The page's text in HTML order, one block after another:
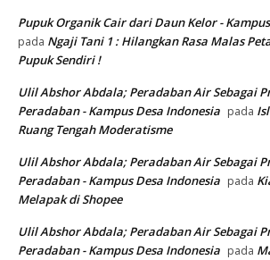
Pupuk Organik Cair dari Daun Kelor -
pada Ngaji Tani 1 : Hilangkan Rasa Malas
Pupuk Sendiri !
Ulil Abshor Abdala; Peradaban Air Sebagai
Peradaban - Kampus Desa Indonesia pada
Ruang Tengah Moderatisme
Ulil Abshor Abdala; Peradaban Air Sebagai
Peradaban - Kampus Desa Indonesia pada
Melapak di Shopee
Ulil Abshor Abdala; Peradaban Air Sebagai
Peradaban - Kampus Desa Indonesia pada